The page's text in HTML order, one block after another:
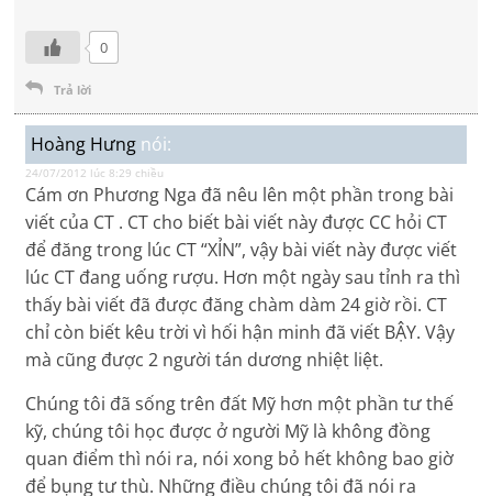
0
Trả lời
Hoàng Hưng nói:
24/07/2012 lúc 8:29 chiều
Cám ơn Phương Nga đã nêu lên một phần trong bài
viết của CT . CT cho biết bài viết này được CC hỏi CT
để đăng trong lúc CT “XỈN”, vậy bài viết này được viết
lúc CT đang uống rượu. Hơn một ngày sau tỉnh ra thì
thấy bài viết đã được đăng chàm dàm 24 giờ rồi. CT
chỉ còn biết kêu trời vì hối hận minh đã viết BẬY. Vậy
mà cũng được 2 người tán dương nhiệt liệt.
Chúng tôi đã sống trên đất Mỹ hơn một phần tư thế
kỹ, chúng tôi học được ở người Mỹ là không đồng
quan điểm thì nói ra, nói xong bỏ hết không bao giờ
để bụng tư thù. Những điều chúng tôi đã nói ra